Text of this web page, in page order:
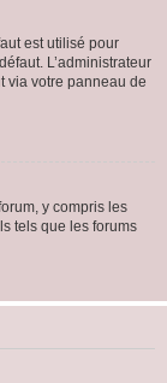
est utilisé pour
L’administrateur
via votre panneau de
y compris les
tels que les forums